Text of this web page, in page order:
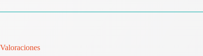
Valoraciones